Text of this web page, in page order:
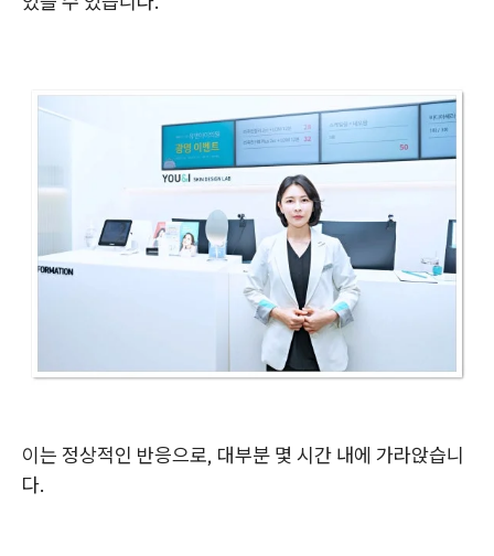
이는 정상적인 반응으로, 대부분 몇 시간 내에 가라앉습니
다.